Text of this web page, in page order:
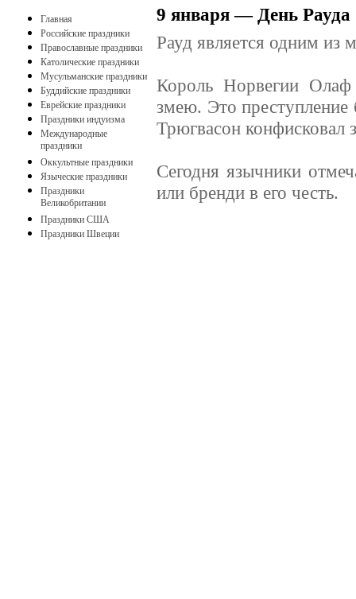
Главная
Российские праздники
Православные праздники
Католические праздники
Мусульманские праздники
Буддийские праздники
Еврейские праздники
Праздники индуизма
Международные
праздники
Оккультные праздники
Языческие праздники
Праздники
Великобритании
Праздники США
Праздники Швеции
9 января — День Рауда
Рауд является одним из
Король Норвегии Олаф
змею. Это
Трюгвасон конфисковал
Сегодня язычники
или бренди в его честь.